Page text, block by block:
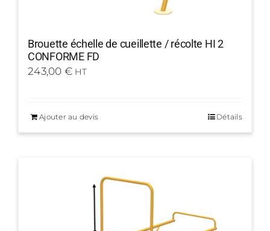
Brouette échelle de cueillette / récolte HI 2
CONFORME FD
243,00 € HT
Ajouter au devis Détails